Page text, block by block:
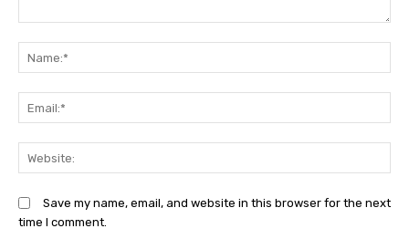
Save my name, email, and website in this browser for the next
time I comment.